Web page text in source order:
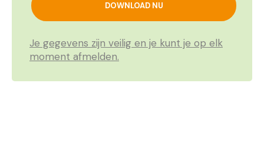
Je gegevens zijn veilig en je kunt je op elk
moment afmelden.